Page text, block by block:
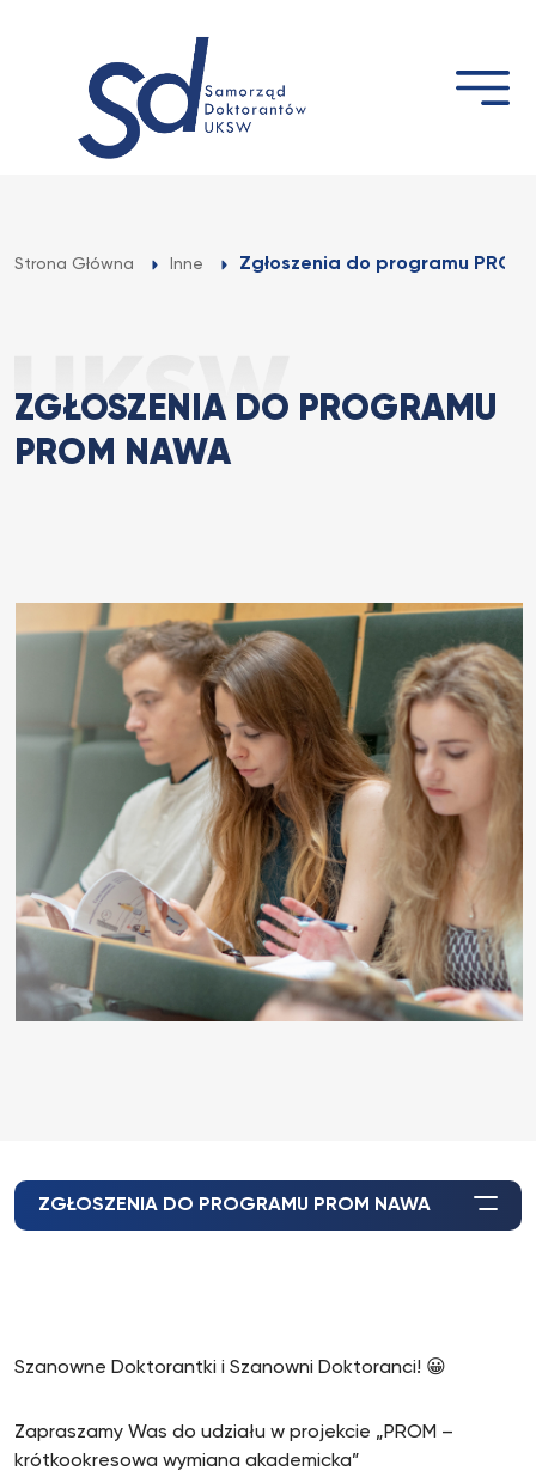
Strona Główna Inne Zgłoszenia do programu PROM
ZGŁOSZENIA DO PROGRAMU
PROM NAWA
ZGŁOSZENIA DO PROGRAMU PROM NAWA
Szanowne Doktorantki i Szanowni Doktoranci! 😀
Zapraszamy Was do udziału w projekcie „PROM –
krótkookresowa wymiana akademicka”